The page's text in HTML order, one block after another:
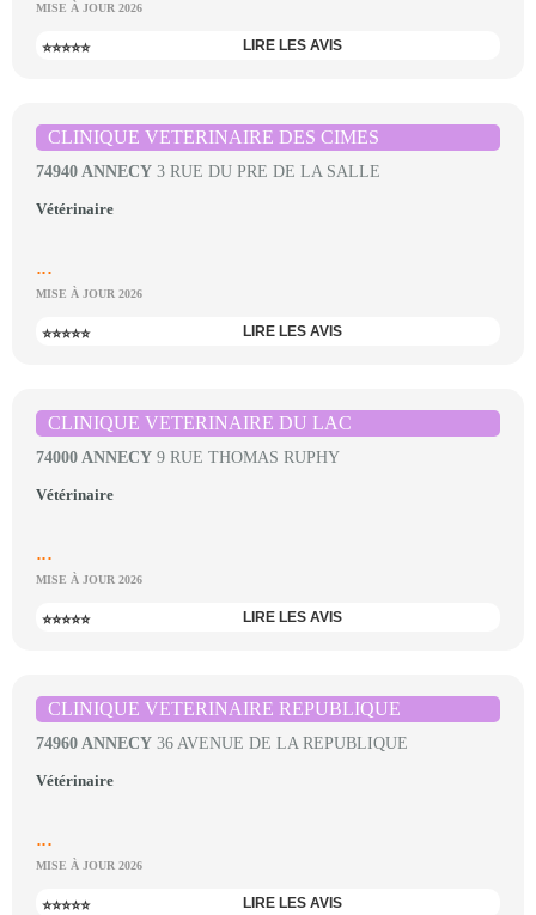
MISE À JOUR 2026
⭐⭐⭐⭐⭐ LIRE LES AVIS
CLINIQUE VETERINAIRE DES CIMES
74940 ANNECY 3 RUE DU PRE DE LA SALLE
Vétérinaire
...
MISE À JOUR 2026
⭐⭐⭐⭐⭐ LIRE LES AVIS
CLINIQUE VETERINAIRE DU LAC
74000 ANNECY 9 RUE THOMAS RUPHY
Vétérinaire
...
MISE À JOUR 2026
⭐⭐⭐⭐⭐ LIRE LES AVIS
CLINIQUE VETERINAIRE REPUBLIQUE
74960 ANNECY 36 AVENUE DE LA REPUBLIQUE
Vétérinaire
...
MISE À JOUR 2026
⭐⭐⭐⭐⭐ LIRE LES AVIS